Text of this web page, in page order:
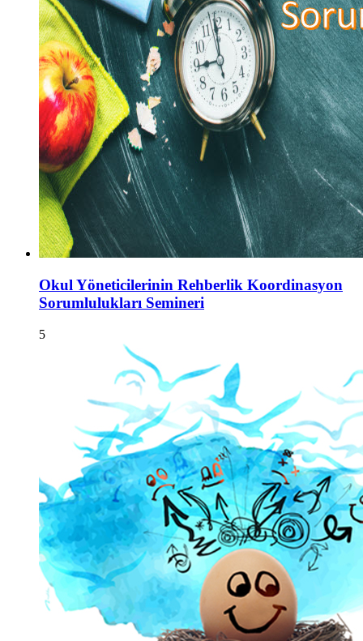
Okul Yöneticilerinin Rehberlik Koordinasyon
Sorumlulukları Semineri
5